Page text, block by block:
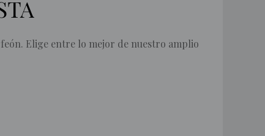
Elige entre lo mejor de nuestro amplio